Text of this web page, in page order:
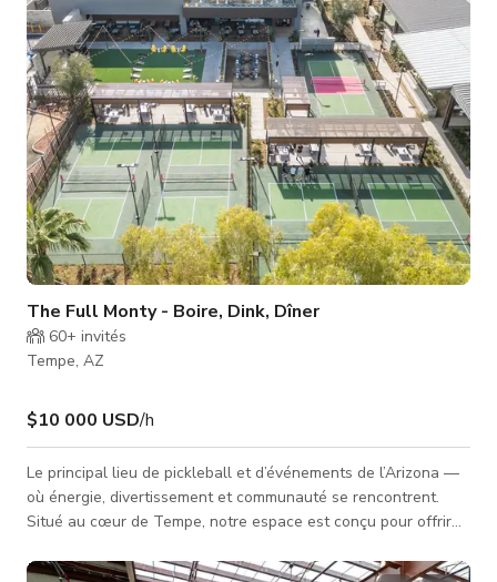
Caractéristiques : Espace intérieur avec balcon privé, bar
The Full Monty - Boire, Dink, Dîner
60+ invités
Tempe, AZ
$10 000 USD/h
Le principal lieu de pickleball et d’événements de l’Arizona —
où énergie, divertissement et communauté se rencontrent.
Situé au cœur de Tempe, notre espace est conçu pour offrir
d’hospitalité élevée. Que vous soyez ici pour un jeu